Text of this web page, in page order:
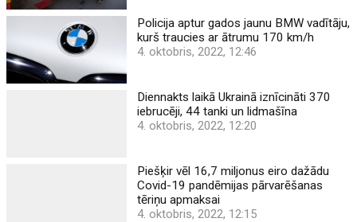
Policija aptur gados jaunu BMW vadītāju,
kurš traucies ar ātrumu 170 km/h
4. oktobris, 2022, 12:46
Diennakts laikā Ukrainā iznīcināti 370
iebrucēji, 44 tanki un lidmašīna
4. oktobris, 2022, 12:20
Piešķir vēl 16,7 miljonus eiro dažādu
Covid-19 pandēmijas pārvarēšanas
tēriņu apmaksai
4. oktobris, 2022, 12:15